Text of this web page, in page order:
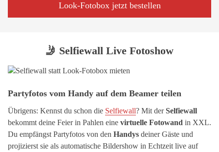
Look-Fotobox jetzt bestellen
🤳 Selfiewall Live Fotoshow
Partyfotos vom Handy auf dem Beamer teilen
Übrigens: Kennst du schon die Selfiewall? Mit derSelfiewall
bekommt deine Feier in Pahlen eine virtuelle Fotowand in XXL.
Du empfängst Partyfotos von den Handys deiner Gäste und
projizierst sie als automatische Bildershow in Echtzeit live auf